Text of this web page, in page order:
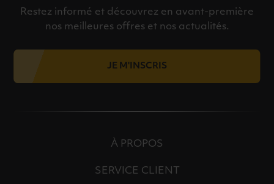
Restez informé et découvrez en avant-première
nos meilleures offres et nos actualités.
JE M'INSCRIS
À PROPOS
SERVICE CLIENT